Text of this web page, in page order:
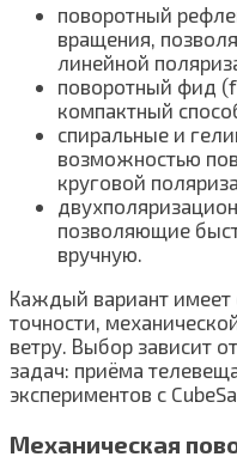
поворотный
вращения,
линейной
поворотный фид
компактный
спиральные и
возможностью
круговой
позволяющие
вручную.
Каждый вариант имеет
точности,
ветру. Выбор зависит
задач: приёма
экспериментов с
Механическая